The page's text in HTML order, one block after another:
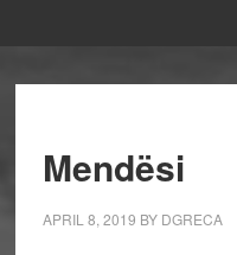
Mendësi
APRIL 8, 2019 BY DGRECA